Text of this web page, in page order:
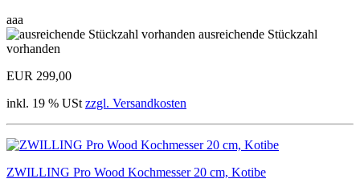
aaa
ausreichende Stückzahl
vorhanden
EUR 299,00
inkl. 19 % USt zzgl. Versandkosten
ZWILLING Pro Wood Kochmesser 20 cm, Kotibe